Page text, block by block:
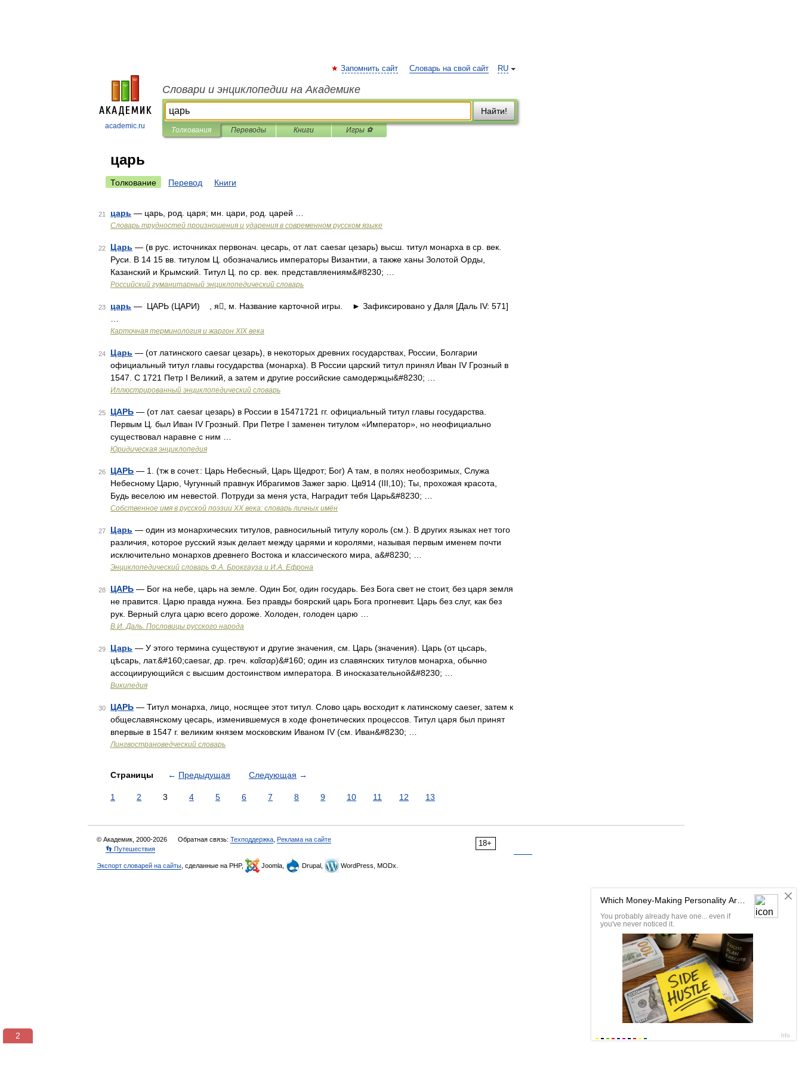
academic.ru
RU
Запомнить сайт Словарь на свой сайт
Словари и энциклопедии на Академике
Найти!
Толкования Переводы Книги Игры ⚽
царь
Толкование Перевод Книги
21 царь — царь, род. царя; мн. цари, род. царей …
Словарь трудностей произношения и ударения в современном русском языке
22 Царь — (в рус. источниках первонач. цесарь, от лат. caesar цезарь) высш. титул монарха в ср. век.
Руси. В 14 15 вв. титулом Ц. обозначались императоры Византии, а также ханы Золотой Орды,
Казанский и Крымский. Титул Ц. по ср. век. представляениям&#8230; …
Российский гуманитарный энциклопедический словарь
23 царь — ЦАРЬ (ЦАРИ) , я, м. Название карточной игры. ► Зафиксировано у Даля [Даль IV: 571]
Карточная терминология и жаргон XIX века
24 Царь — (от латинского caesar цезарь), в некоторых древних государствах, России, Болгарии
официальный титул главы государства (монарха). В России царский титул принял Иван IV Грозный в
1547. С 1721 Петр I Великий, а затем и другие российские самодержцы&#8230; …
Иллюстрированный энциклопедический словарь
25 ЦАРЬ — (от лат. caesar цезарь) в России в 15471721 гг. официальный титул главы государства.
Первым Ц. был Иван IV Грозный. При Петре I заменен титулом «Император», но неофициально
существовал наравне с ним …
Юридическая энциклопедия
26 ЦАРЬ — 1. (тж в сочет.: Царь Небесный, Царь Щедрот; Бог) А там, в полях необозримых, Служа
Небесному Царю, Чугунный правнук Ибрагимов Зажег зарю. Цв914 (III,10); Ты, прохожая красота,
Будь веселою им невестой. Потруди за меня уста, Наградит тебя Царь&#8230; …
Собственное имя в русской поэзии XX века: словарь личных имён
27 Царь — один из монархических титулов, равносильный титулу король (см.). В других языках нет того
различия, которое русский язык делает между царями и королями, называя первым именем почти
исключительно монархов древнего Востока и классического мира, a&#8230; …
Энциклопедический словарь Ф.А. Брокгауза и И.А. Ефрона
28 ЦАРЬ — Бог на небе, царь на земле. Один Бог, один государь. Без Бога свет не стоит, без царя земля
не правится. Царю правда нужна. Без правды боярский царь Бога прогневит. Царь без слуг, как без
рук. Верный слуга царю всего дороже. Холоден, голоден царю …
В.И. Даль. Пословицы русского народа
29 Царь — У этого термина существуют и другие значения, см. Царь (значения). Царь (от цьсарь,
цѣсарь, лат.&#160;caesar, др. греч. καῖσαρ)&#160; один из славянских титулов монарха, обычно
ассоциирующийся с высшим достоинством императора. В иносказательной&#8230; …
Википедия
30 ЦАРЬ — Титул монарха, лицо, носящее этот титул. Слово царь восходит к латинскому caeser, затем к
общеславянскому цесарь, изменившемуся в ходе фонетических процессов. Титул царя был принят
впервые в 1547 г. великим князем московским Иваном IV (cм. Иван&#8230; …
Лингвострановедческий словарь
Страницы ← Предыдущая Следующая →
1 2 3 4 5 6 7 8 9 10 11 12 13
18+
© Академик, 2000-2026 Обратная связь: Техподдержка Реклама на сайте
👣 Путешествия
Экспорт словарей на сайты , сделанные на PHP, Joomla, Drupal, WordPress, MODx.
1